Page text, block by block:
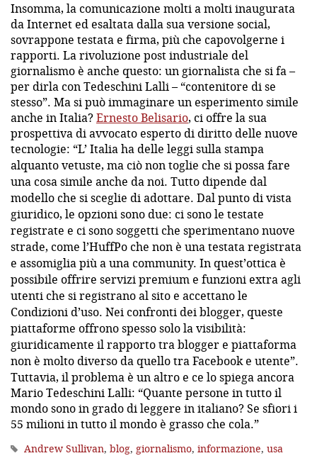
Insomma, la comunicazione molti a molti inaugurata
da Internet ed esaltata dalla sua versione social,
sovrappone testata e firma, più che capovolgerne i
rapporti. La rivoluzione post industriale del
giornalismo è anche questo: un giornalista che si fa –
per dirla con Tedeschini Lalli – “contenitore di se
stesso”. Ma si può immaginare un esperimento simile
anche in Italia?Ernesto Belisario, ci offre la sua
prospettiva di avvocato esperto di diritto delle nuove
tecnologie: “L’ Italia ha delle leggi sulla stampa
alquanto vetuste, ma ciò non toglie che si possa fare
una cosa simile anche da noi. Tutto dipende dal
modello che si sceglie di adottare. Dal punto di vista
giuridico, le opzioni sono due: ci sono le testate
registrate e ci sono soggetti che sperimentano nuove
strade, come l’HuffPo che non è una testata registrata
e assomiglia più a una community. In quest’ottica è
possibile offrire servizi premium e funzioni extra agli
utenti che si registrano al sito e accettano le
Condizioni d’uso. Nei confronti dei blogger, queste
piattaforme offrono spesso solo la visibilità:
giuridicamente il rapporto tra blogger e piattaforma
non è molto diverso da quello tra Facebook e utente”.
Tuttavia, il problema è un altro e ce lo spiega ancora
Mario Tedeschini Lalli: “Quante persone in tutto il
mondo sono in grado di leggere in italiano? Se sfiori i
55 milioni in tutto il mondo è grasso che cola.”
Andrew Sullivan, blog, giornalismo, informazione, usa